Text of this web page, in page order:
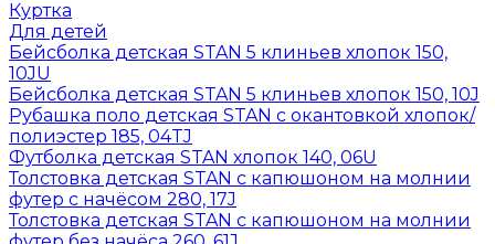
Куртка
Для детей
Бейсболка детская STAN 5 клиньев хлопок 150,
10JU
Бейсболка детская STAN 5 клиньев хлопок 150, 10J
Рубашка поло детская STAN с окантовкой хлопок/
полиэстер 185, 04TJ
Футболка детская STAN хлопок 140, 06U
Толстовка детская STAN с капюшоном на молнии
футер с начёсом 280, 17J
Толстовка детская STAN с капюшоном на молнии